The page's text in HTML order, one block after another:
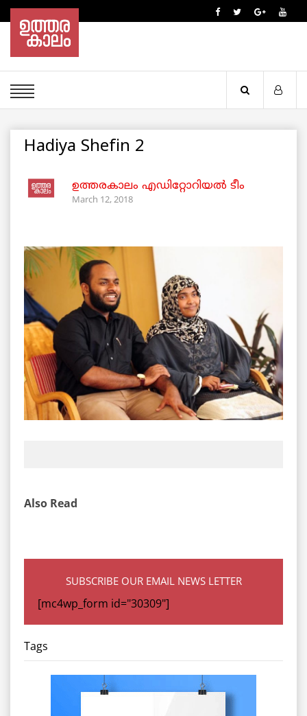
Hadiya Shefin 2
ഉത്തരകാലം എഡിറ്റോറിയല്‍ ടീം
March 12, 2018
Also Read
SUBSCRIBE OUR EMAIL NEWS LETTER
[mc4wp_form id="30309"]
Tags